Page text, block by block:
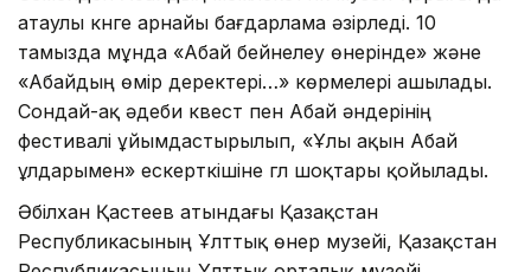
атаулы күнге арнайы бағдарлама әзірледі. 10
тамызда мұнда «Абай бейнелеу өнерінде» және
«Абайдың өмір деректері…» көрмелері ашылады.
Сондай-ақ әдеби квест пен Абай әндерінің
фестивалі ұйымдастырылып, «Ұлы ақын Абай
ұлдарымен» ескерткішіне гүл шоқтары қойылады.
Әбілхан Қастеев атындағы Қазақстан
Республикасының Ұлттық өнер музейі, Қазақстан